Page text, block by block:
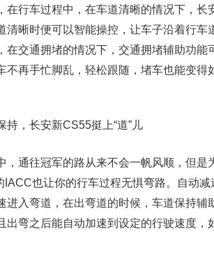
在行车过程中，在车道清晰的情况下，
清晰时便可以智能操控，让车子沿着行
在交通拥堵的情况下，交通拥堵辅助功
不再手忙脚乱，轻松跟随，堵车也能变得
持，长安新CS55挺上“道”儿
，通往冠军的路从来不会一帆风顺，但
IACC也让你的行车过程无惧弯路。自动
进入弯道，在出弯道的时候，车道保持
出弯之后能自动加速到设定的行驶速度，